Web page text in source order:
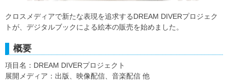
クロスメディアで新たな表現を追求するDREAM DIVERプロジェク
トが、デジタルブックによる絵本の販売を始めました。
概要
項目名：DREAM DIVERプロジェクト
展開メディア：出版、映像配信、音楽配信 他